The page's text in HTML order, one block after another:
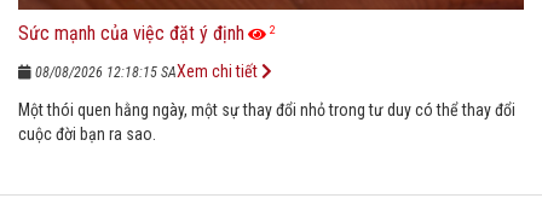
Sức mạnh của việc đặt ý định 2
08/08/2026 12:18:15 SA
Một thói quen hằng ngày, một sự thay đổi nhỏ trong tư duy có thể thay đổi
cuộc đời bạn ra sao.
Xem chi tiết